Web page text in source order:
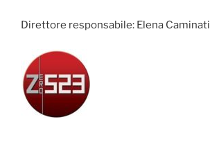
Direttore responsabile: Elena Caminati